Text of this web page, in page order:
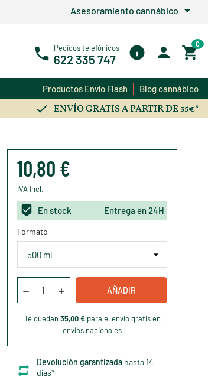
Asesoramiento cannábico arrow_drop_down
Pedidos telefónicos
622 335 747
0
Productos Envío Flash Blog cannábico
ENVÍO GRATIS A PARTIR DE 35€*
10,80 €
IVA Incl.
En stock Entrega en 24H
Formato
AÑADIR
Te quedan 35,00 €para el envío gratis en
envíos nacionales
Devolución garantizada hasta 14
días*